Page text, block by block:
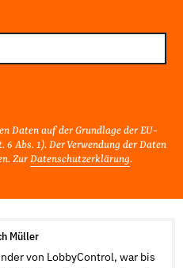
Daten auf der Grundlage der EU-
Abs. 1). Der Verwendung der Daten
Zur Datenschutzerklärung.
Müller
von LobbyControl, war bis